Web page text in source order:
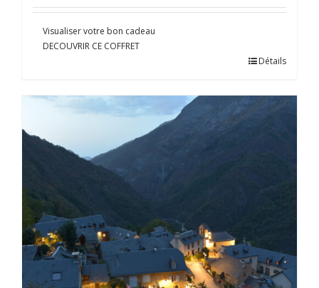
Visualiser votre bon cadeau
DECOUVRIR CE COFFRET
Détails